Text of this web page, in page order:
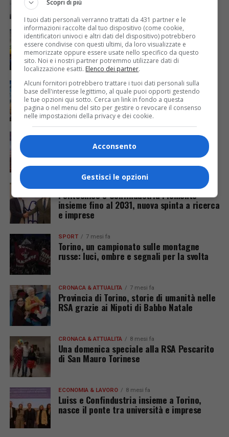
ECONOMIA & LAVORO 5 mesi fa
Piemonte: occupazione stabile nel 2025,
ma disoccupazione in crescita e assunzioni
in calo nel 2026
ECONOMIA & LAVORO 5 mesi fa
Piemonte, industria in ripartenza: +3,5%
nel quarto trimestre 2025
ECONOMIA & LAVORO 6 mesi fa
Turismo a Torino, dati in crescita su tutti i
fronti nel 2025
Politecnico e Confindustria Piemonte
insieme fino al 2031, nuova spinta a ricerca
e imprese
SPORT 7 mesi fa
Torino, un campionato sulle montagne
russe: luci, ombre e segnali per la svolta
CRONACA & ATTUALITÀ 7 mesi fa
Provincia di Torino, storie di umanità nelle
RSA grazie ai Nipoti di Babbo Natale
CRONACA & ATTUALITÀ 8 mesi fa
Una domenica speciale alla RSA Pescarito
di San Mauro Torinese
ECONOMIA & LAVORO 8 mesi fa
Luiss e Confindustria insieme a Torino,
nasce il ponte tra università e imprese
Scopri di più
I tuoi dati personali verranno trattati da 431 partner e le
informazioni raccolte dal tuo dispositivo (come cookie,
identificatori univoci e altri dati del dispositivo) potrebbero
essere condivise con questi ultimi, da loro visualizzate e
memorizzate oppure essere usate nello specifico da questo
sito. Noi e i nostri partner potremmo utilizzare dati di
localizzazione esatti. Elenco dei partner.
Alcuni fornitori potrebbero trattare i tuoi dati personali sulla
base dell'interesse legittimo, al quale puoi opporti gestendo
le tue opzioni qui sotto. Cerca un link in fondo a questa
pagina o nel menu del sito per gestire o revocare il consenso
nelle impostazioni della privacy e dei cookie.
Acconsento
Gestisci le opzioni